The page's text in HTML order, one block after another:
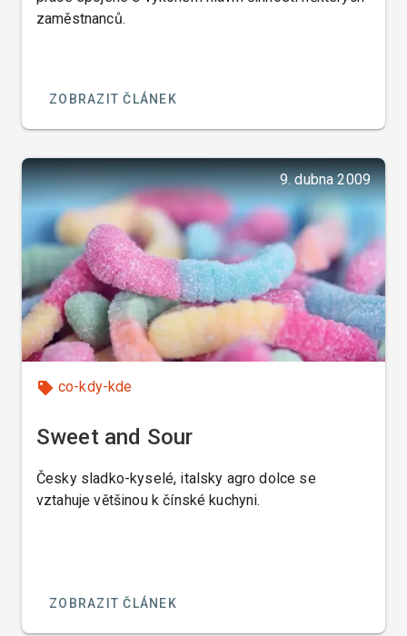
zaměstnanců.
ZOBRAZIT ČLÁNEK
9. dubna 2009
co-kdy-kde
Sweet and Sour
Česky sladko-kyselé, italsky agro dolce se
vztahuje většinou k čínské kuchyni.
ZOBRAZIT ČLÁNEK